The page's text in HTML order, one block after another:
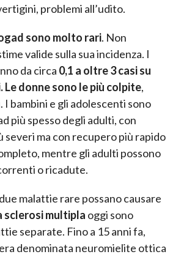
problemi all’udito.
sono molto rari. Non
valide sulla sua incidenza. I
da circa 0,1 a oltre 3 casi su
Le donne sono le più colpite,
I bambini e gli adolescenti sono
più spesso degli adulti, con
severi ma con recupero più rapido
mentre gli adulti possono
o ricadute.
malattie rare possano causare
sclerosi multipla oggi sono
separate. Fino a 15 anni fa,
denominata neuromielite ottica